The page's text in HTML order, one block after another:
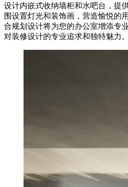
设计内嵌式收纳墙柜和水吧台，提
围设置灯光和装饰画，营造愉悦的
合规划设计将为您的办公室增添专
对装修设计的专业追求和独特魅力。